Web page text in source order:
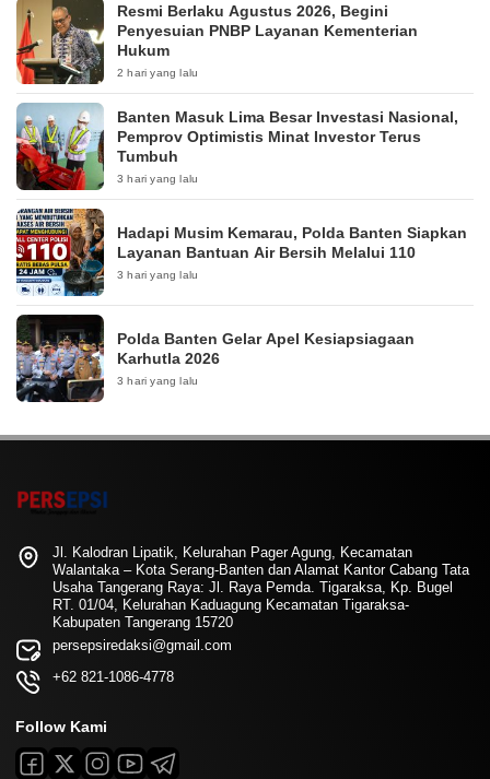
Resmi Berlaku Agustus 2026, Begini
Penyesuian PNBP Layanan Kementerian
Hukum
2 hari yang lalu
Banten Masuk Lima Besar Investasi Nasional,
Pemprov Optimistis Minat Investor Terus
Tumbuh
3 hari yang lalu
Hadapi Musim Kemarau, Polda Banten Siapkan
Layanan Bantuan Air Bersih Melalui 110
3 hari yang lalu
Polda Banten Gelar Apel Kesiapsiagaan
Karhutla 2026
3 hari yang lalu
Jl. Kalodran Lipatik, Kelurahan Pager Agung, Kecamatan
Walantaka – Kota Serang-Banten dan Alamat Kantor Cabang Tata
Usaha Tangerang Raya: Jl. Raya Pemda. Tigaraksa, Kp. Bugel
RT. 01/04, Kelurahan Kaduagung Kecamatan Tigaraksa-
Kabupaten Tangerang 15720
persepsiredaksi@gmail.com
+62 821-1086-4778
Follow Kami